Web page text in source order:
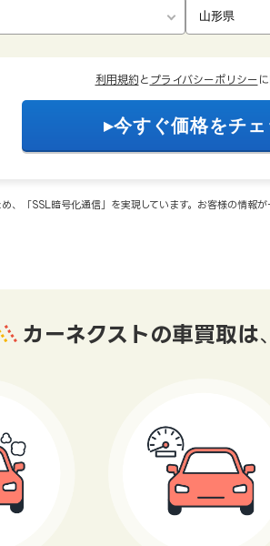
利用規約 と プライバシーポリシー
、「SSL暗号化通信」を実現しています。お客様の情報
カーネクストの車買取は、